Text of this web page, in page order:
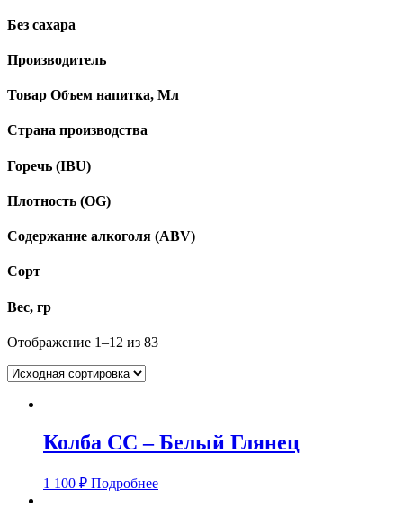
Без сахара
Производитель
Товар Объем напитка, Мл
Страна производства
Горечь (IBU)
Плотность (OG)
Содержание алкоголя (ABV)
Сорт
Вес, гр
Отображение 1–12 из 83
Колба CC – Белый Глянец
1 100 ₽ Подробнее